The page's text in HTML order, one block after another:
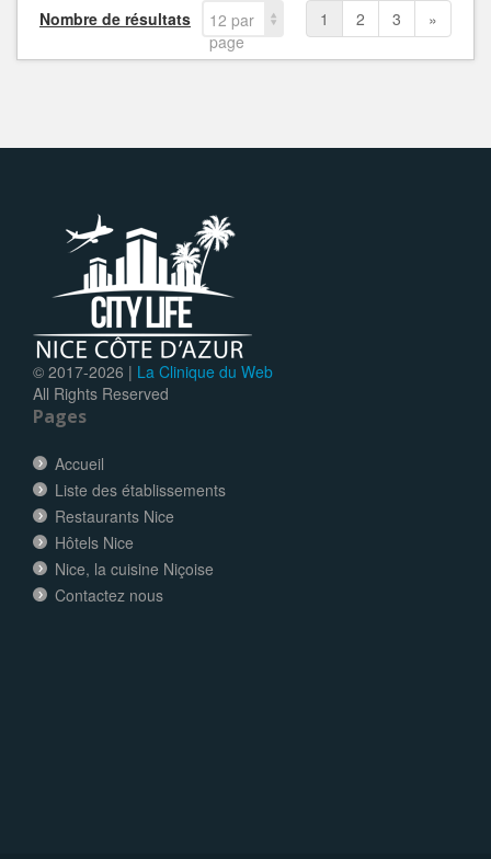
Nombre de résultats
12 par
page
1 2 3 »
© 2017-2026 | La Clinique du Web
All Rights Reserved
Pages
Accueil
Liste des établissements
Restaurants Nice
Hôtels Nice
Nice, la cuisine Niçoise
Contactez nous